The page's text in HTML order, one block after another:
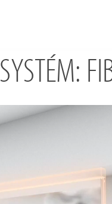
SYSTÉM: